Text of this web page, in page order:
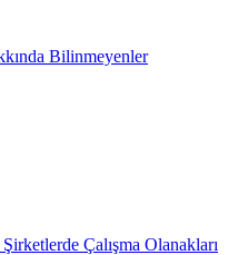
Bilinmeyenler
Çalışma Olanakları